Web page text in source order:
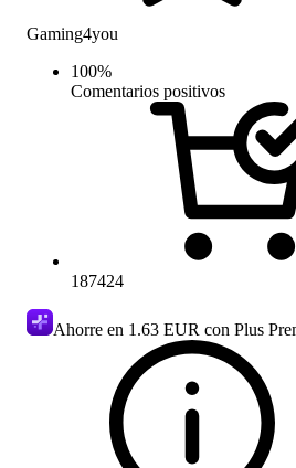
Gaming4you
100%
Comentarios positivos
187424
Ahorre en 1.63 EUR con Plus